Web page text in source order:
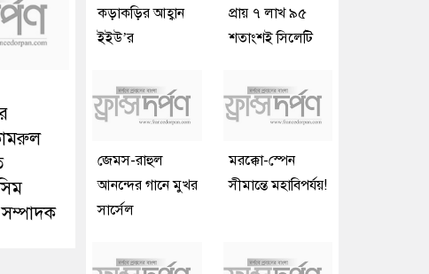
সম্পাদক
কড়াকড়ির আহ্বান
ইইউ’র
প্রায় ৭ লাখ ৯৫
শতাংশই সিলেটি
জেমস-রাহুল
আনন্দের গানে মুখর
সার্সেল
মরক্কো-স্পেন
সীমান্তে মহাবিপর্যয়!